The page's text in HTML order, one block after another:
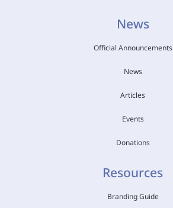
News
Official Announcements
News
Articles
Events
Donations
Resources
Branding Guide